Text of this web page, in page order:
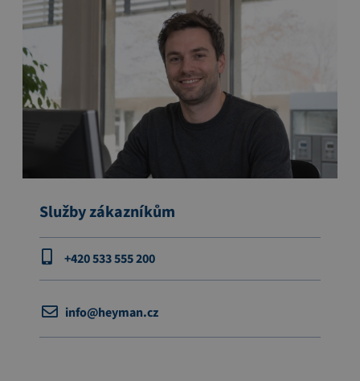
Služby zákazníkům
+420 533 555 200
info@heyman.cz